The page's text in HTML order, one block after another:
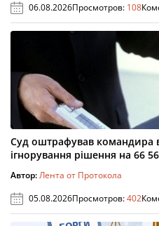
06.08.2026Просмотров: 108
Суд оштрафував командира
ігнорування рішення на 66
Автор:Лента от Протокола
05.08.2026Просмотров:402